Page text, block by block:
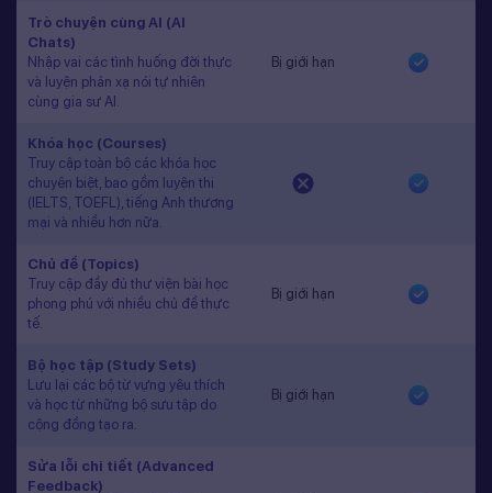
Trò chuyện cùng AI (AI
Chats)
Nhập vai các tình huống đời thực
và luyện phản xạ nói tự nhiên
cùng gia sư AI.
Bị giới hạn
Khóa học (Courses)
Truy cập toàn bộ các khóa học
chuyên biệt, bao gồm luyện thi
(IELTS, TOEFL), tiếng Anh thương
mại và nhiều hơn nữa.
Chủ đề (Topics)
Truy cập đầy đủ thư viện bài học
phong phú với nhiều chủ đề thực
tế.
Bị giới hạn
Bộ học tập (Study Sets)
Lưu lại các bộ từ vựng yêu thích
và học từ những bộ sưu tập do
cộng đồng tạo ra.
Bị giới hạn
Sửa lỗi chi tiết (Advanced
Feedback)